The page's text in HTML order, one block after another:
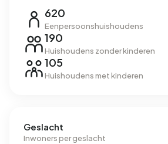
620
Eenpersoonshuishoudens
190
Huishoudens zonder kinderen
105
Huishoudens met kinderen
Geslacht
Inwoners per geslacht